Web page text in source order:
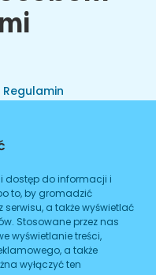
Regulamin
dostęp do informacji i
to, by gromadzić
a także wyświetlać
Stosowane przez nas
wyświetlanie treści,
a także
wyłączyć ten